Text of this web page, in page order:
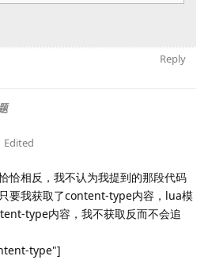
Reply
Edited
恰相反，我不认为我提到的那段代码
要我获取了content-type内容，lua模
type内容，我不获取反而不会追
type"]